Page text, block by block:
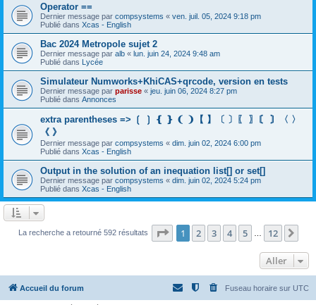
Operator ==
Dernier message par compsystems « ven. juil. 05, 2024 9:18 pm
Publié dans Xcas - English
Bac 2024 Metropole sujet 2
Dernier message par alb « lun. juin 24, 2024 9:48 am
Publié dans Lycée
Simulateur Numworks+KhiCAS+qrcode, version en tests
Dernier message par parisse « jeu. juin 06, 2024 8:27 pm
Publié dans Annonces
extra parentheses => ❲ ❳ ❴ ❵ ❨ ❩【 】〔 〕〖 〗〘 〙〈 〉
《 》
Dernier message par compsystems « dim. juin 02, 2024 6:00 pm
Publié dans Xcas - English
Output in the solution of an inequation list[] or set[]
Dernier message par compsystems « dim. juin 02, 2024 5:24 pm
Publié dans Xcas - English
La recherche a retourné 592 résultats Page 1sur12
1 2 3 4 5 12
Aller
Accueil du forum Fuseau horaire sur UTC